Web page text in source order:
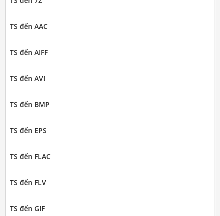
TS đến AAC
TS đến AIFF
TS đến AVI
TS đến BMP
TS đến EPS
TS đến FLAC
TS đến FLV
TS đến GIF